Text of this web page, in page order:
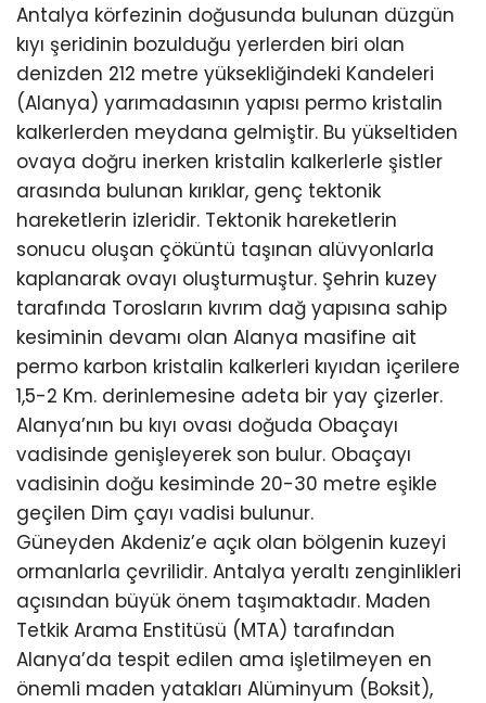
Antalya körfezinin doğusunda bulunan düzgün
kıyı şeridinin bozulduğu yerlerden biri olan
denizden 212 metre yüksekliğindeki Kandeleri
(Alanya) yarımadasının yapısı permo kristalin
kalkerlerden meydana gelmiştir. Bu yükseltiden
ovaya doğru inerken kristalin kalkerlerle şistler
arasında bulunan kırıklar, genç tektonik
hareketlerin izleridir. Tektonik hareketlerin
sonucu oluşan çöküntü taşınan alüvyonlarla
kaplanarak ovayı oluşturmuştur. Şehrin kuzey
tarafında Torosların kıvrım dağ yapısına sahip
kesiminin devamı olan Alanya masifine ait
permo karbon kristalin kalkerleri kıyıdan içerilere
1,5-2 Km. derinlemesine adeta bir yay çizerler.
Alanya’nın bu kıyı ovası doğuda Obaçayı
vadisinde genişleyerek son bulur. Obaçayı
vadisinin doğu kesiminde 20-30 metre eşikle
geçilen Dim çayı vadisi bulunur.
Güneyden Akdeniz’e açık olan bölgenin kuzeyi
ormanlarla çevrilidir. Antalya yeraltı zenginlikleri
açısından büyük önem taşımaktadır. Maden
Tetkik Arama Enstitüsü (MTA) tarafından
Alanya’da tespit edilen ama işletilmeyen en
önemli maden yatakları Alüminyum (Boksit),